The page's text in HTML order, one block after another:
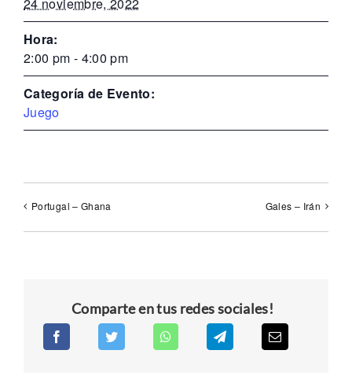
Hora:
2:00 pm - 4:00 pm
Categoría de Evento:
Juego
Portugal – Ghana Gales – Irán
Comparte en tus redes sociales!